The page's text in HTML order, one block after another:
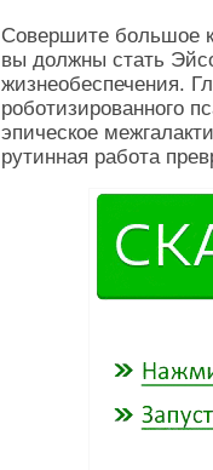
Совершите большое
вы должны стать
жизнеобеспечения.
роботизированного
эпическое
рутинная работа